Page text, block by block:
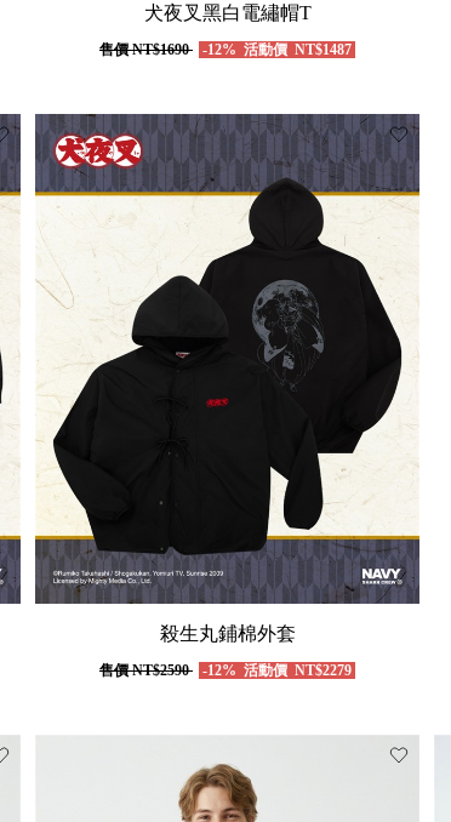
犬夜叉黑白電繡帽T
售價NT$1690 -12% 活動價 NT$1487
殺生丸鋪棉外套
售價NT$2590 -12% 活動價 NT$2279